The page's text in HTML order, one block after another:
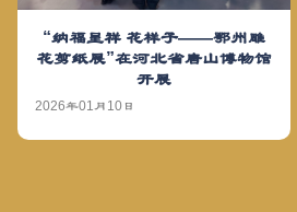
“纳福呈祥 花样子——鄂州雕
花剪纸展”在河北省唐山博物馆
开展
2026年01月10日